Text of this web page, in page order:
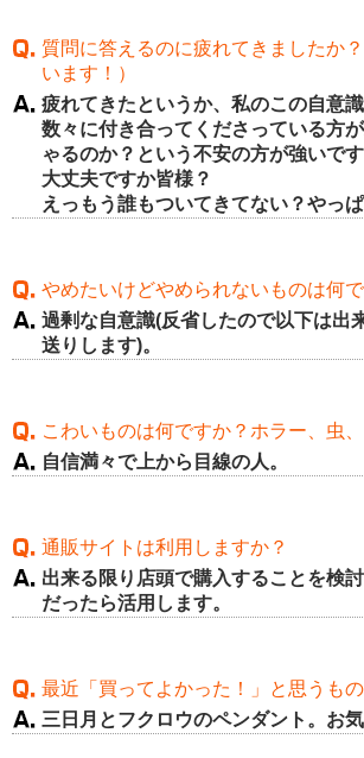
質問に答えるのに疲れてきましたか
います！）
疲れてきたというか、私のこの自意
数々に付き合ってくださっている方
ゃるのか？という不安の方が強いです
大丈夫ですか皆様？
えっもう誰もついてきてない？やっ
やめたいけどやめられないものは何
過剰な自意識(反省したので以下は出
送りします)。
こわいものは何ですか？ホラー、虫
自信満々で上から目線の人。
通販サイトは利用しますか？
出来る限り店頭で購入することを検
だったら活用します。
最近「買ってよかった！」と思うも
三日月とフクロウのペンダント。お気